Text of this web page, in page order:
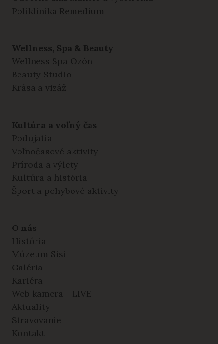
Poliklinika Remedium
Wellness, Spa & Beauty
Wellness Spa Ozón
Beauty Studio
Krása a vizáž
Kultúra a voľný čas
Podujatia
Voľnočasové aktivity
Príroda a výlety
Kultúra a história
Šport a pohybové aktivity
O nás
História
Múzeum Sisi
Galéria
Kariéra
Web kamera - LIVE
Aktuality
Stravovanie
Kontakt